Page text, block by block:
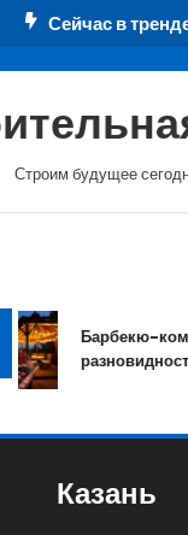
Сейчас в
Строим будущее
Барбекю-
Казань